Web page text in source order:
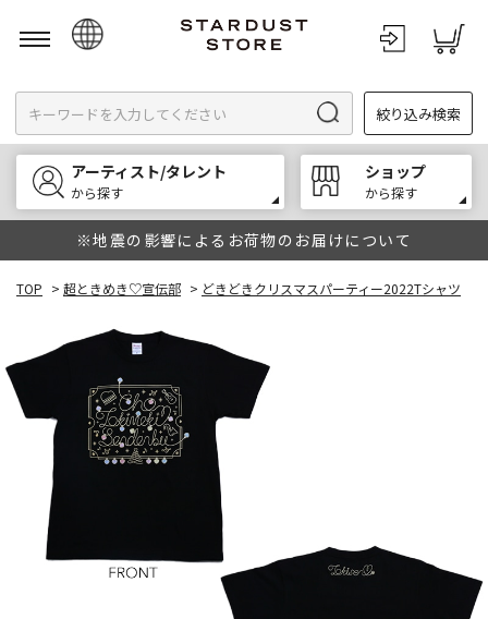
English
한국어
中文
絞り込み検索
アーティスト/タレント
から探す
ショップ
から探す
※地震の影響によるお荷物のお届けについて
TOP > 超ときめき♡宣伝部 > どきどきクリスマスパーティー2022Tシャツ